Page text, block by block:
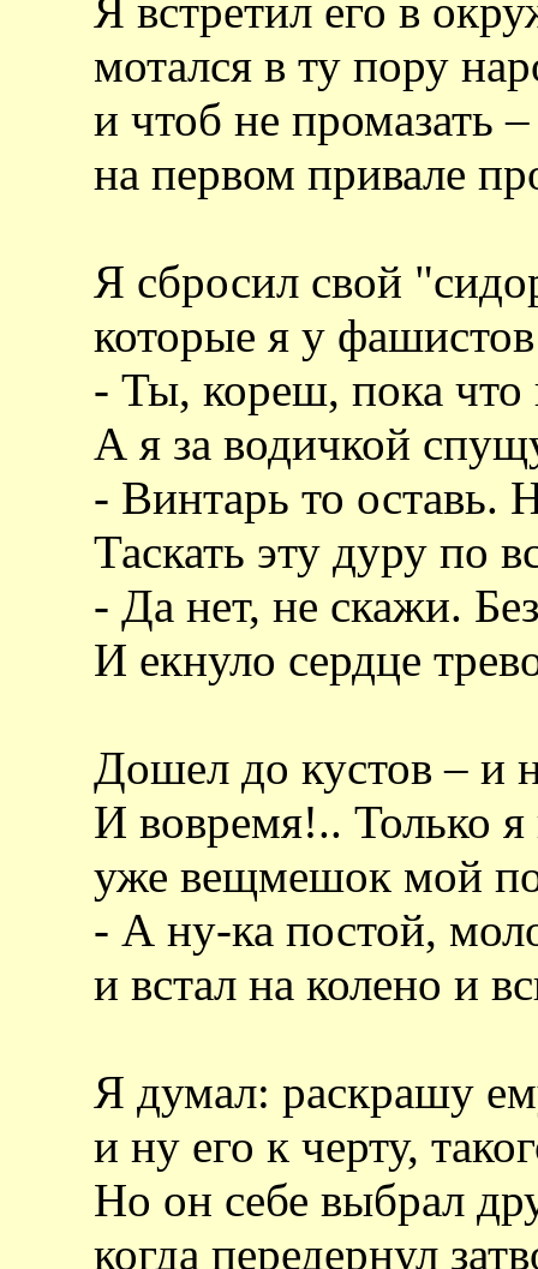
Я встретил его в
мотался в ту пору
и чтоб не промазать
на первом привале
Я сбросил свой
которые я у
- Ты, кореш, пока что
А я за водичкой
- Винтарь то оставь.
Таскать эту дуру по
- Да нет, не скажи.
И екнуло сердце
Дошел до кустов – и
И вовремя!.. Только я
уже вещмешок мой
- А ну-ка постой,
и встал на колено и
Я думал: раскрашу
и ну его к черту,
Но он себе выбрал
когда передернул